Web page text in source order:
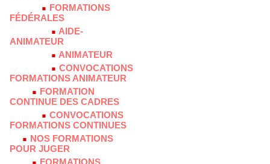
FORMATIONS
FÉDÉRALES
AIDE-
ANIMATEUR
ANIMATEUR
CONVOCATIONS
FORMATIONS ANIMATEUR
FORMATION
CONTINUE DES CADRES
CONVOCATIONS
FORMATIONS CONTINUES
NOS FORMATIONS
POUR JUGER
FORMATIONS